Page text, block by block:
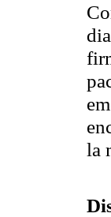
la